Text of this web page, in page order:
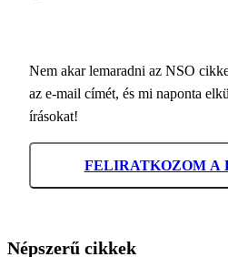
Nem akar lemaradni az NSO
az e-mail címét, és mi naponta
írásokat!
FELIRATKOZOM A
Népszerű cikkek